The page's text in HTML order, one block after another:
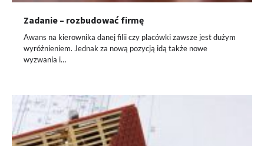
Zadanie – rozbudować firmę
Awans na kierownika danej filii czy placówki zawsze jest dużym
wyróżnieniem. Jednak za nową pozycją idą także nowe
wyzwania i…